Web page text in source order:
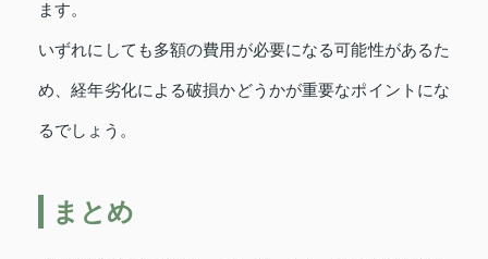
ます。
いずれにしても多額の費用が必要になる可能性があるた
め、経年劣化による破損かどうかが重要なポイントにな
るでしょう。
まとめ